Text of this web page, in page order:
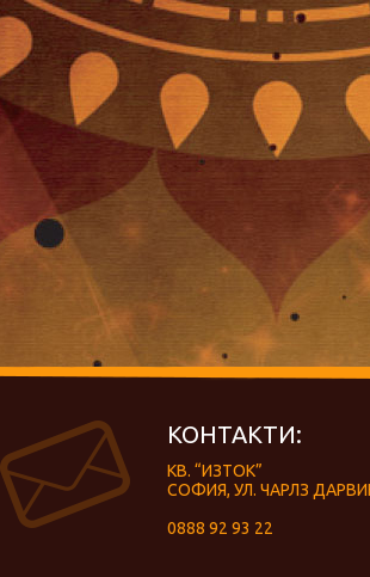
КОНТАКТИ:
КВ. “ИЗТОК”
СОФИЯ, УЛ. ЧАРЛЗ
0888 92 93 22